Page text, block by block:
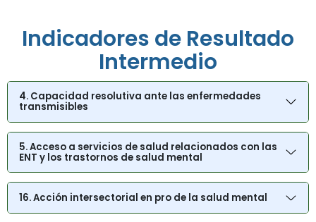
Indicadores de Resultado
Intermedio
4. Capacidad resolutiva ante las enfermedades
transmisibles
5. Acceso a servicios de salud relacionados con las
ENT y los trastornos de salud mental
16. Acción intersectorial en pro de la salud mental